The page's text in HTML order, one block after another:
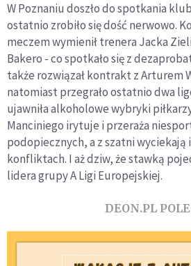
W Poznaniu doszło do spotkania
ostatnio zrobiło się dość nerwowo.
meczem wymienił trenera Jacka
Bakero - co spotkało się z
także rozwiązał kontrakt z Arturem
natomiast przegrało ostatnio dwa
ujawniła alkoholowe wybryki
Manciniego irytuje i przeraża
podopiecznych, a z szatni wyciekają
konfliktach. I aż dziw, że stawką
lidera grupy A Ligi Europejskiej.
DEON.PL